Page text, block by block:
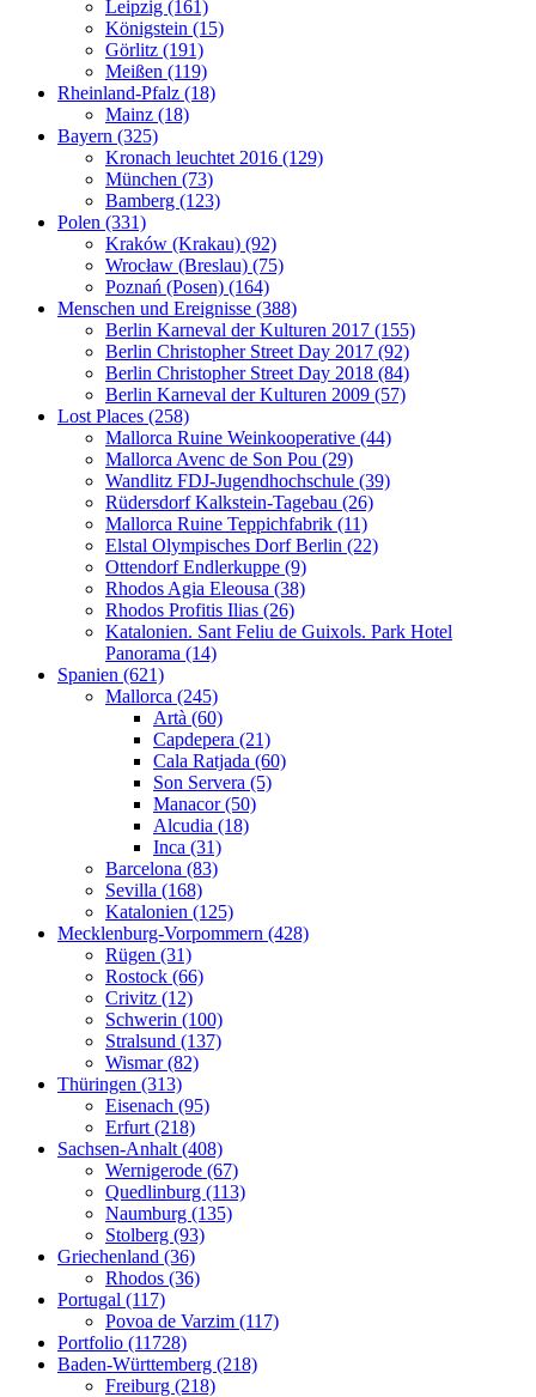
Leipzig (161)
Königstein (15)
Görlitz (191)
Meißen (119)
Rheinland-Pfalz (18)
Mainz (18)
Bayern (325)
Kronach leuchtet 2016 (129)
München (73)
Bamberg (123)
Polen (331)
Kraków (Krakau) (92)
Wrocław (Breslau) (75)
Poznań (Posen) (164)
Menschen und Ereignisse (388)
Berlin Karneval der Kulturen 2017 (155)
Berlin Christopher Street Day 2017 (92)
Berlin Christopher Street Day 2018 (84)
Berlin Karneval der Kulturen 2009 (57)
Lost Places (258)
Mallorca Ruine Weinkooperative (44)
Mallorca Avenc de Son Pou (29)
Wandlitz FDJ-Jugendhochschule (39)
Rüdersdorf Kalkstein-Tagebau (26)
Mallorca Ruine Teppichfabrik (11)
Elstal Olympisches Dorf Berlin (22)
Ottendorf Endlerkuppe (9)
Rhodos Agia Eleousa (38)
Rhodos Profitis Ilias (26)
Katalonien. Sant Feliu de Guixols. Park Hotel
Panorama (14)
Spanien (621)
Mallorca (245)
Artà (60)
Capdepera (21)
Cala Ratjada (60)
Son Servera (5)
Manacor (50)
Alcudia (18)
Inca (31)
Barcelona (83)
Sevilla (168)
Katalonien (125)
Mecklenburg-Vorpommern (428)
Rügen (31)
Rostock (66)
Crivitz (12)
Schwerin (100)
Stralsund (137)
Wismar (82)
Thüringen (313)
Eisenach (95)
Erfurt (218)
Sachsen-Anhalt (408)
Wernigerode (67)
Quedlinburg (113)
Naumburg (135)
Stolberg (93)
Griechenland (36)
Rhodos (36)
Portugal (117)
Povoa de Varzim (117)
Portfolio (11728)
Baden-Württemberg (218)
Freiburg (218)